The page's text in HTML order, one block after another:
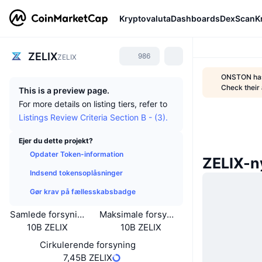
KryptovalutaDashboardsDexScan
ZELIXZELIX 986
This is a preview page.
For more details on listing tiers, refer to
Listings Review Criteria Section B - (3).
Ejer du dette projekt?
Opdater Token-information
Indsend tokensoplåsninger
Gør krav på fællesskabsbadge
Samlede forsyning
10B ZELIX
Maksimale forsyning
10B ZELIX
Cirkulerende forsyning
7,45B ZELIX
ONSTON
Check their
ZELIX-